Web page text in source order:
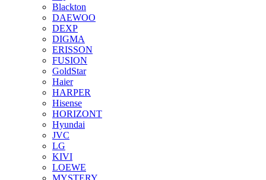
Blackton
DAEWOO
DEXP
DIGMA
ERISSON
FUSION
GoldStar
Haier
HARPER
Hisense
HORIZONT
Hyundai
JVC
LG
KIVI
LOEWE
MYSTERY